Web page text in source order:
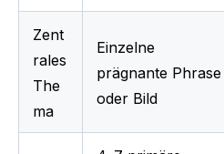
Zent
rales
The
ma
Einzelne
prägnante Phrase
oder Bild